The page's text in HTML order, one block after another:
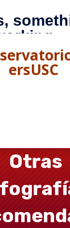
ersUSC
Otras